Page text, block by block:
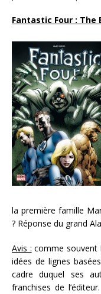
Fantastic Four : The
la première famille
? Réponse du grand
Avis : comme souvent
idées de lignes
cadre duquel ses
franchises de